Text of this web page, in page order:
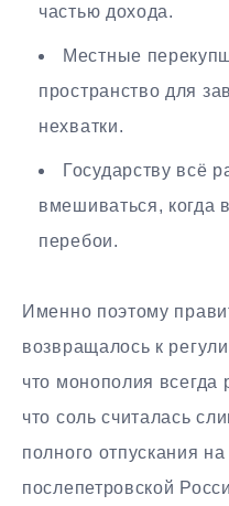
частью дохода.
Местные
пространство для
нехватки.
Государству всё
вмешиваться, когда
перебои.
Именно поэтому
возвращалось к
что монополия всегда
что соль считалась
полного отпускания
послепетровской